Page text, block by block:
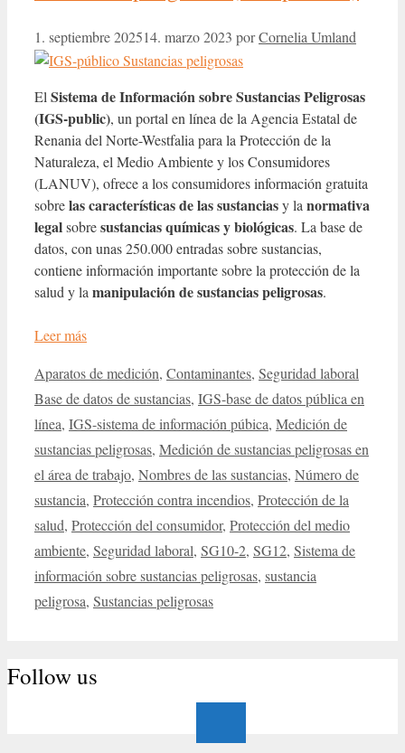
1. septiembre 202514. marzo 2023 porCornelia Umland
El Sistema de Información sobre Sustancias Peligrosas
(IGS-public), un portal en línea de la Agencia Estatal de
Renania del Norte-Westfalia para la Protección de la
Naturaleza, el Medio Ambiente y los Consumidores
(LANUV), ofrece a los consumidores información gratuita
sobrelas características de las sustanciasy la normativa
legalsobresustancias químicas y biológicas. La base de
datos, con unas 250.000 entradas sobre sustancias,
contiene información importante sobre la protección de la
salud y la manipulación de sustancias peligrosas.
Leer más
Categorías
Aparatos de medición, Contaminantes, Seguridad laboral
Base de datos de sustancias, IGS-base de datos pública en
línea, IGS-sistema de información púbica, Medición de
sustancias peligrosas, Medición de sustancias peligrosas en
el área de trabajo, Nombres de las sustancias, Número de
sustancia, Protección contra incendios, Protección de la
salud, Protección del consumidor, Protección del medio
ambiente, Seguridad laboral, SG10-2, SG12, Sistema de
información sobre sustancias peligrosas, sustancia
peligrosa, Sustancias peligrosas
Follow us